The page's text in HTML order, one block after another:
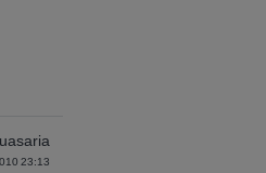
23:13